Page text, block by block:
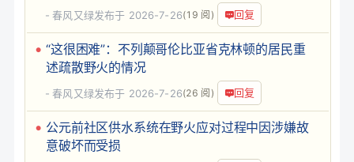
春风又绿 (19 阅) 回复
发布于 2026-7-26
“这很困难”：不列颠哥伦比亚省克林顿的居民重
述疏散野火的情况
春风又绿 (26 阅) 回复
发布于 2026-7-26
公元前社区供水系统在野火应对过程中因涉嫌故
意破坏而受损